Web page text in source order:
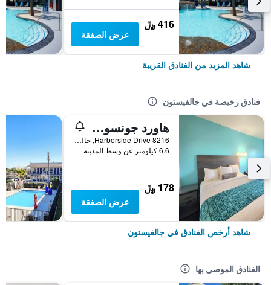
416 ﷼
عرض الصفقة
شاهد المزيد من الفنادق القريبة
فنادق رخيصة في جالفيستون
هاورد جونسون باي ويندام غالفستون
8216 Harborside Drive, جالفيستون, TX, الولايات المتحدة الأميريكية
6.6 كيلومتر عن وسط المدينة
178 ﷼
عرض الصفقة
شاهد أرخص الفنادق في جالفيستون
الفنادق الموصى بها